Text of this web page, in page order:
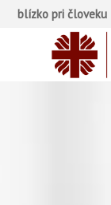
blízko pri človeku